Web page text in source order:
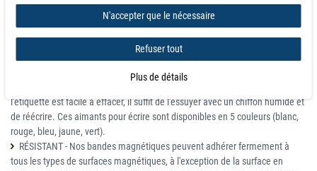
Aimants inscriptibles, bandes magnétiques effaçables à sec, étiquettes
ÉTIQUETTES MAGNÉTIQUES RÉUTILISABLES - Alternative durable aux
l'étiquette est facile à effacer, il suffit de l'essuyer avec un chiffon humide et
de réécrire. Ces aimants pour écrire sont disponibles en 5 couleurs (blanc,
rouge, bleu, jaune, vert).
RÉSISTANT - Nos bandes magnétiques peuvent adhérer fermement à
tous les types de surfaces magnétiques, à l'exception de la surface en
N'accepter que le nécessaire
Refuser tout
Plus de détails